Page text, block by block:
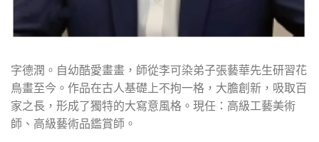
字德潤。自幼酷愛畫畫，師從李可染弟子張藝華先生研習花
鳥畫至今。作品在古人基礎上不拘一格，大膽創新，吸取百
家之長，形成了獨特的大寫意風格。現任：高級工藝美術
師、高級藝術品鑑賞師。